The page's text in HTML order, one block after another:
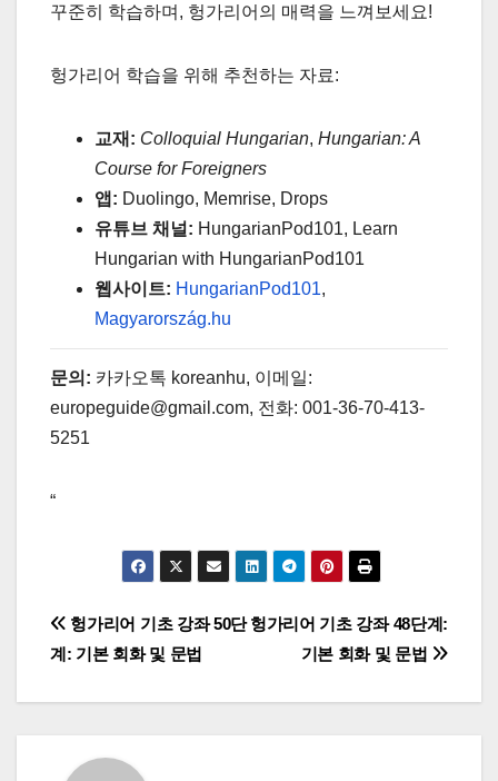
꾸준히 학습하며, 헝가리어의 매력을 느껴보세요!
헝가리어 학습을 위해 추천하는 자료:
교재: Colloquial Hungarian, Hungarian: A
Course for Foreigners
앱: Duolingo, Memrise, Drops
유튜브 채널: HungarianPod101, Learn
Hungarian with HungarianPod101
웹사이트: HungarianPod101,
Magyarország.hu
문의: 카카오톡 koreanhu, 이메일:
europeguide@gmail.com, 전화: 001-36-70-413-
5251
“
글
탐
헝가리어 기초 강좌 48단계:
기본 회화 및 문법
헝가리어 기초 강좌 50단
계: 기본 회화 및 문법